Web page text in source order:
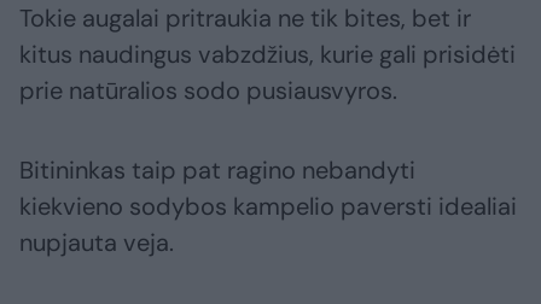
Tokie augalai pritraukia ne tik bites, bet ir
kitus naudingus vabzdžius, kurie gali prisidėti
prie natūralios sodo pusiausvyros.
Bitininkas taip pat ragino nebandyti
kiekvieno sodybos kampelio paversti idealiai
nupjauta veja.